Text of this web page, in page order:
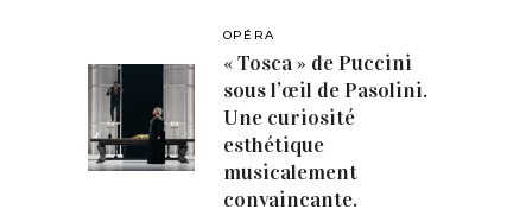
OPÉRA
« Tosca » de Puccini
sous l’œil de Pasolini.
Une curiosité
esthétique
musicalement
convaincante.